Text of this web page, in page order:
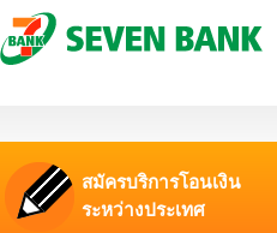
สมัครบริการโอนเงิน
ระหว่างประเทศ